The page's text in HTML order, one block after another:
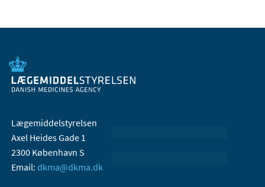
Lægemiddelstyrelsen
Axel Heides Gade 1
2300 København S
Email: dkma@dkma.dk